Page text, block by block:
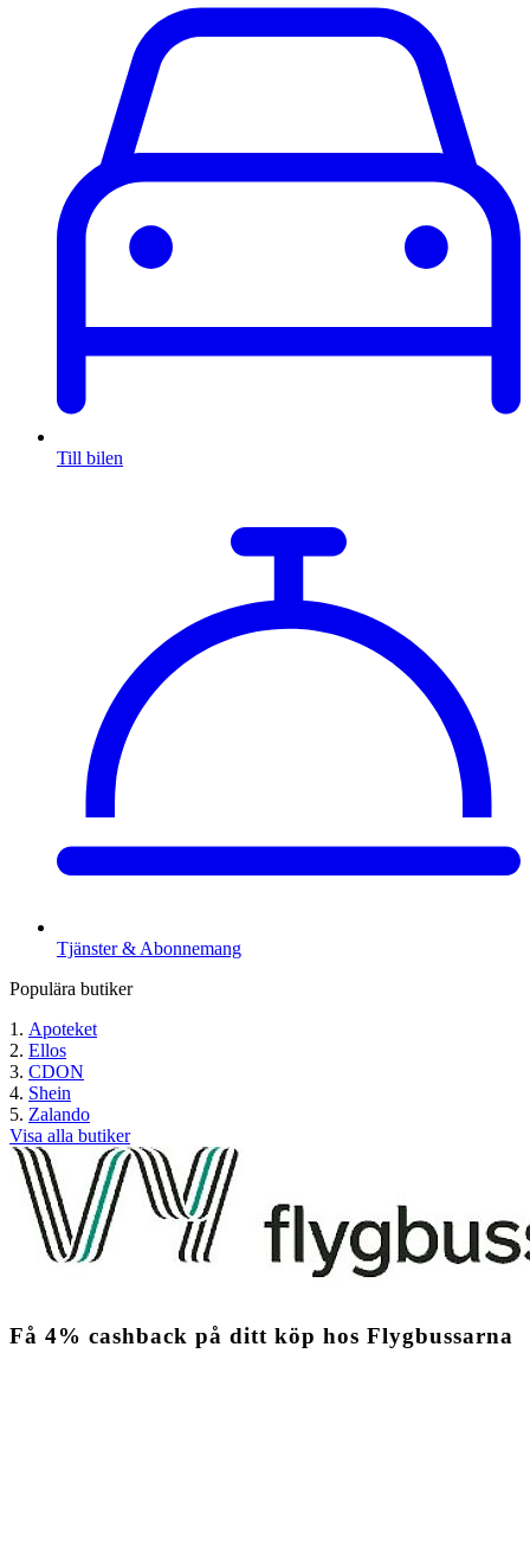
Till bilen
Tjänster & Abonnemang
Populära butiker
Apoteket
Ellos
CDON
Shein
Zalando
Visa alla butiker
Få 4% cashback på ditt köp hos Flygbussarna